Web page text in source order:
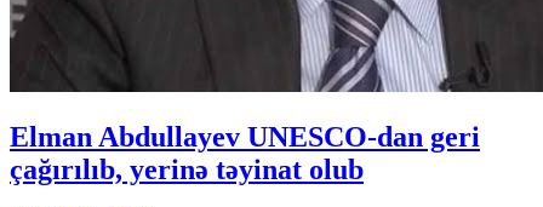
Elman Abdullayev UNESCO-dan geri
çağırılıb, yerinə təyinat olub